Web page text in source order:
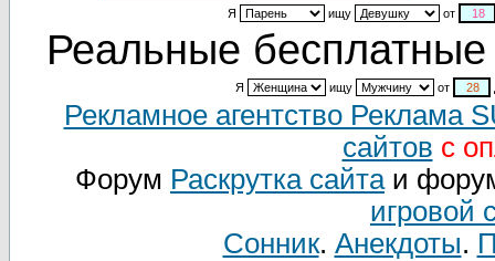
Я ищу от
Реальные бесплатные
Я ищу от
Рекламное агентство Реклама
сайтов с
Форум Раскрутка сайтаи
игровой
Сонник. Анекдоты.